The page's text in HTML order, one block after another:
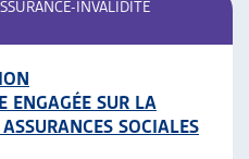
INVALIDITÉ
ENGAGÉE SUR LA
SOCIALES